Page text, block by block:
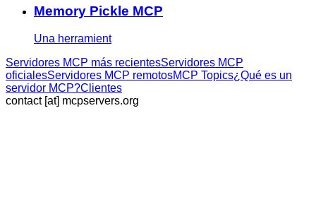
Memory Pickle MCP
Una herramient
Servidores MCP más recientesServidores MCP
oficialesServidores MCP remotosMCP Topics¿Qué es un
servidor MCP?Clientes
contact [at] mcpservers.org